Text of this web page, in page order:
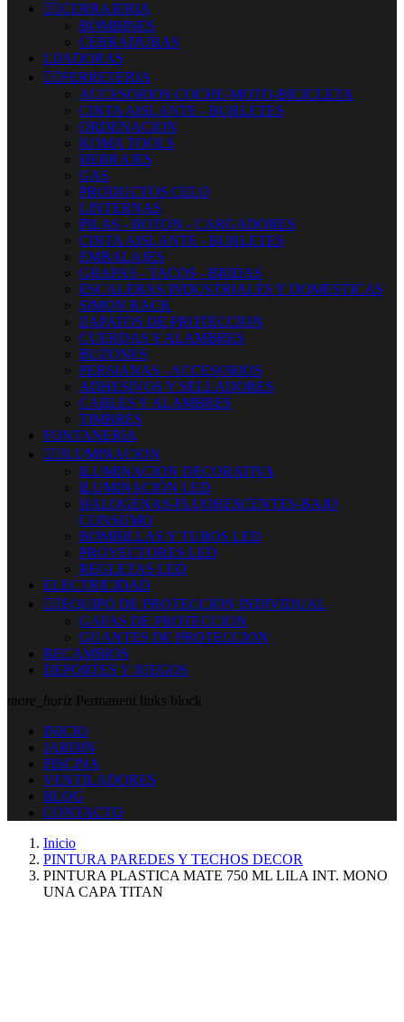
 CERRAJERIA
BOMBINES
CERRADURAS
LIJADORAS
 FERRETERIA
ACCESORIOS COCHE-MOTO-BICICLETA
CINTA AISLANTE - BURLETES
ORDENACION
KOMA TOOLS
HERRAJES
GAS
PRODUCTOS CELO
LINTERNAS
PILAS - BOTON - CARGADORES
CINTA AISLANTE - BURLETES
EMBALAJES
GRAPAS - TACOS - BRIDAS
ESCALERAS INDUSTRIALES Y DOMESTICAS
SIMON RACK
ZAPATOS DE PROTECCION
CUERDAS Y ALAMBRES
BUZONES
PERSIANAS - ACCESORIOS
ADHESIVOS Y SELLADORES
CABLES Y ALAMBRES
TIMBRES
FONTANERIA
 ILUMINACION
ILUMINACION DECORATIVA
ILUMINACIÓN LED
HALOGENAS-FLUORESCENTES-BAJO
CONSUMO
BOMBILLAS Y TUBOS LED
PROYECTORES LED
REGLETAS LED
ELECTRICIDAD
 EQUIPO DE PROTECCION INDIVIDUAL
GAFAS DE PROTECCION
GUANTES DE PROTECCION
RECAMBIOS
DEPORTES Y JUEGOS
more_horiz Permanent links block
INICIO
JARDIN
PISCINA
VENTILADORES
BLOG
CONTACTO
Inicio
PINTURA PAREDES Y TECHOS DECOR
PINTURA PLASTICA MATE 750 ML LILA INT. MONO
UNA CAPA TITAN